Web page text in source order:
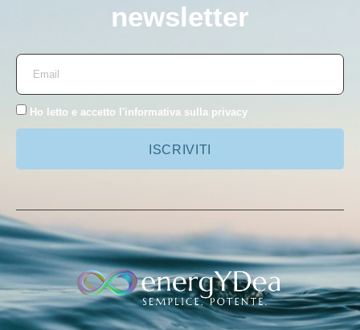
newsletter
Ho letto e accetto l'informativa sulla privacy
ISCRIVITI